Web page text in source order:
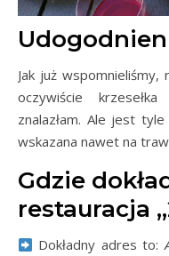
Jak już wspomnieliśmy,
oczywiście
znalazłam. Ale jest
wskazana nawet na
Gdzie
restauracja
Dokładny adres to: